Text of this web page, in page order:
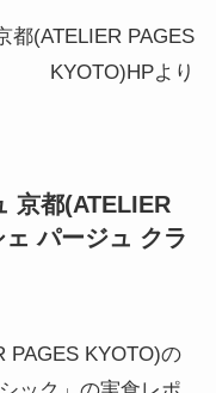
都(ATELIER PAGES
KYOTO)HPより
京都(ATELIER
パージュ クラ
PAGES KYOTO)の